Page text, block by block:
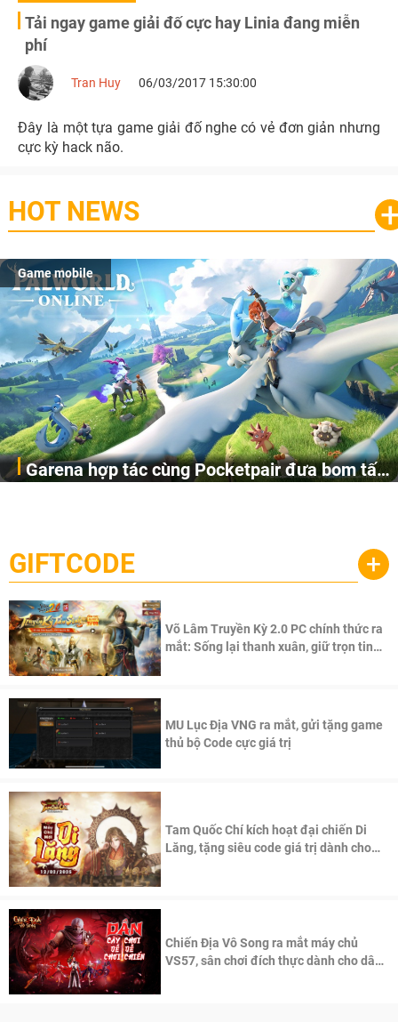
Tải ngay game giải đố cực hay Linia đang miễn
phí
Tran Huy 06/03/2017 15:30:00
Đây là một tựa game giải đố nghe có vẻ đơn giản nhưng
cực kỳ hack não.
HOT NEWS
Game mobile
Garena hợp tác cùng Pocketpair đưa bom tấn
cầu, theo giấy phép chính thức từ công ty game Nhật Bản
Pocketpair, Inc.
GIFTCODE +
Võ Lâm Truyền Kỳ 2.0 PC chính thức ra
mắt: Sống lại thanh xuân, giữ trọn tinh
MU Lục Địa VNG ra mắt, gửi tặng game
thủ bộ Code cực giá trị
Tam Quốc Chí kích hoạt đại chiến Di
Lăng, tặng siêu code giá trị dành cho
Chiến Địa Vô Song ra mắt máy chủ
VS57, sân chơi đích thực dành cho dân